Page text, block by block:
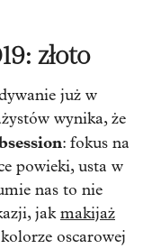
złoto
już w
wynika, że
: fokus na
powieki, usta w
nas to nie
jakmakijaż
oscarowej